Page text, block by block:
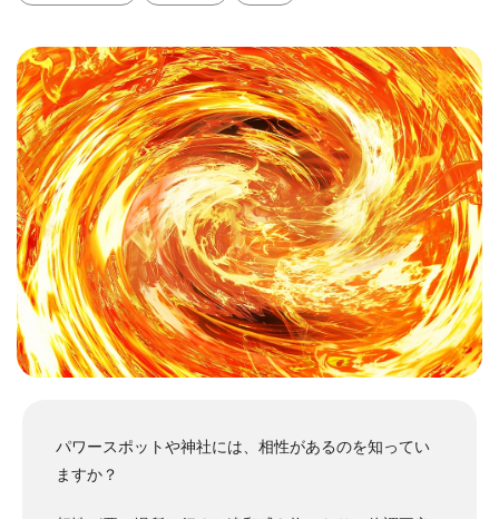
パワースポットや神社には、相性があるのを知ってい
ますか？